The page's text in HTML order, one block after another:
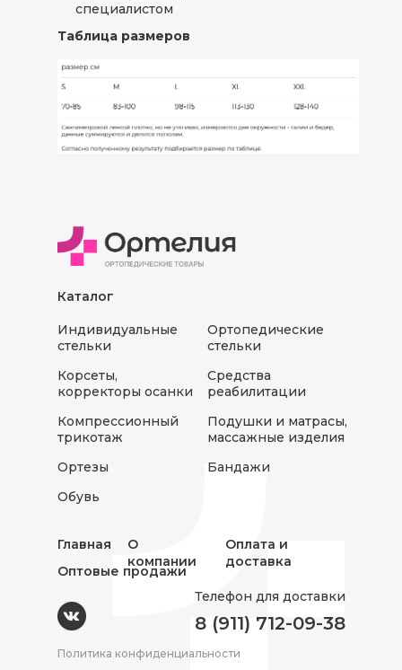
специалистом
Таблица размеров
Каталог
Индивидуальные
стельки
Корсеты,
корректоры осанки
Компрессионный
трикотаж
Ортезы
Обувь
Оптовые продажи
Главная
О
компании
Оплата и
доставка
Ортопедические
стельки
Средства
реабилитации
Подушки и матрасы,
массажные изделия
Бандажи
Политика конфиденциальности
Телефон для доставки
8 (911) 712-09-38